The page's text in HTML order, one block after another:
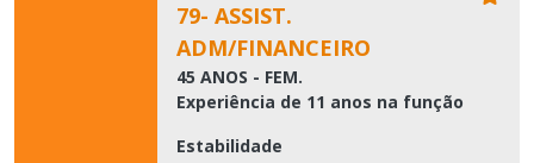
79- ASSIST.
ADM/FINANCEIRO
45 ANOS - FEM.
Experiência de 11 anos na função
Estabilidade